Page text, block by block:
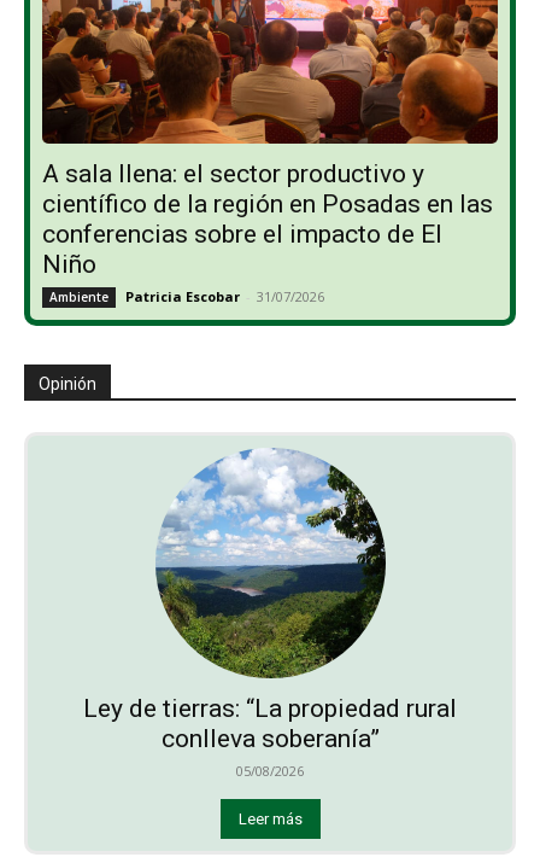
A sala llena: el sector productivo y
científico de la región en Posadas en las
conferencias sobre el impacto de El
Niño
Ambiente Patricia Escobar - 31/07/2026
Opinión
Ley de tierras: “La propiedad rural
conlleva soberanía”
05/08/2026
Leer más